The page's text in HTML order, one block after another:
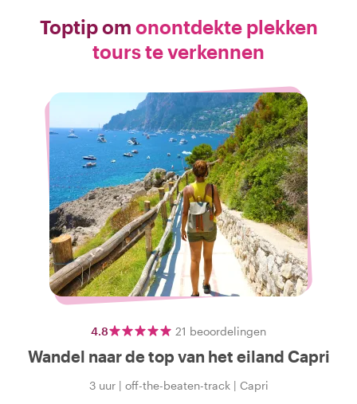
Toptip om onontdekte plekken
tours te verkennen
4.8 21 beoordelingen
Wandel naar de top van het eiland Capri
3 uur| off-the-beaten-track| Capri